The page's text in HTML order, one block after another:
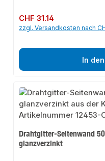
Regulärer Preis:
CHF 31.14
zzgl. Versandkosten nach
In
Drahtgitter-Seitenwand
glanzverzinkt